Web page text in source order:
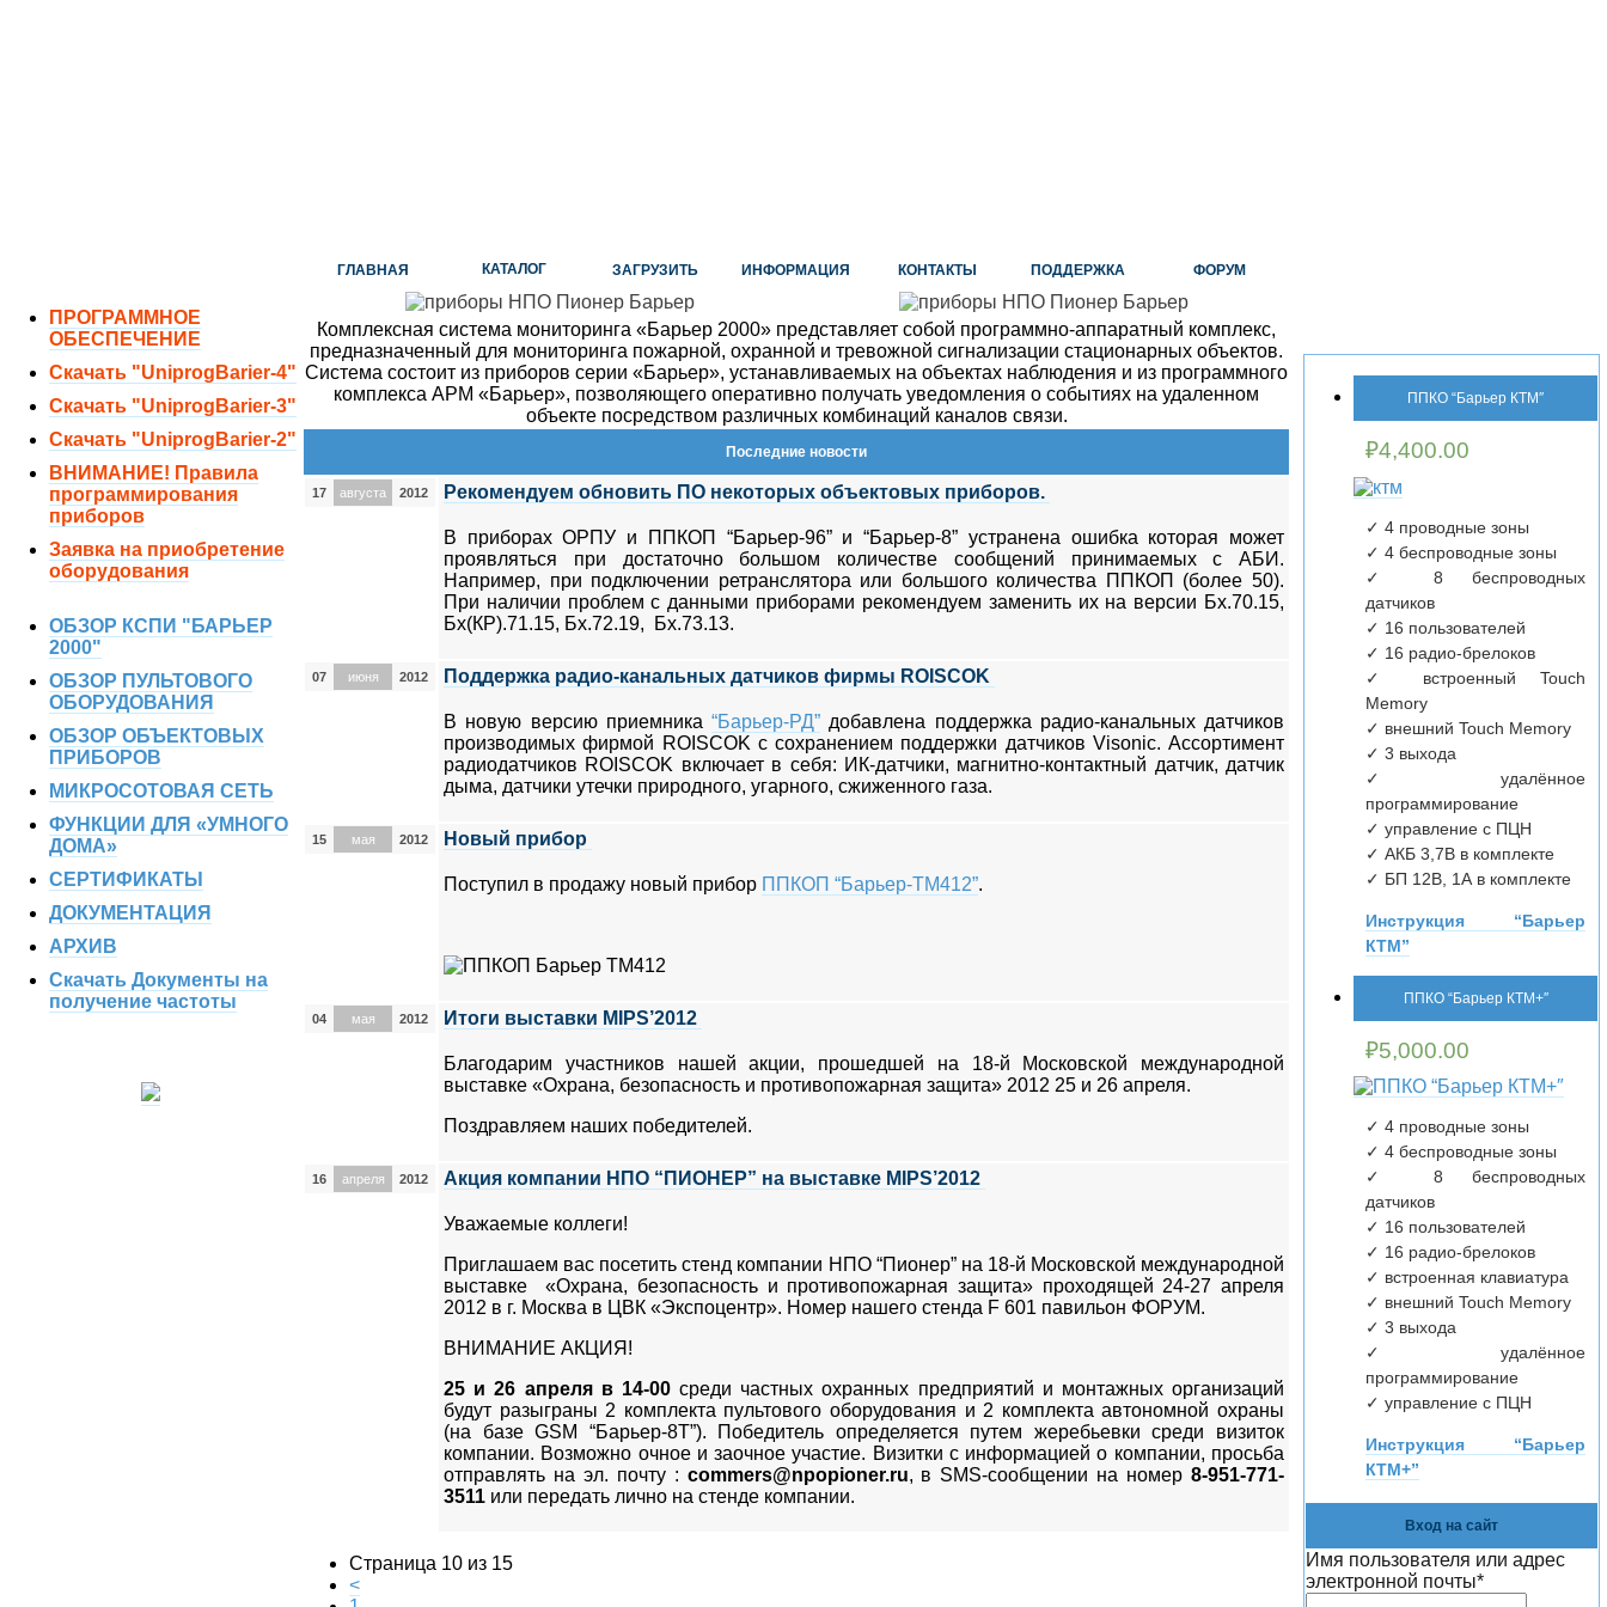
ПРОГРАММНОЕ
ОБЕСПЕЧЕНИЕ
Скачать "UniprogBarier-4"
Скачать "UniprogBarier-3"
Скачать "UniprogBarier-2"
ВНИМАНИЕ! Правила
программирования
приборов
Заявка на приобретение
оборудования
ОБЗОР КСПИ "БАРЬЕР
2000"
ОБЗОР ПУЛЬТОВОГО
ОБОРУДОВАНИЯ
ОБЗОР ОБЪЕКТОВЫХ
ПРИБОРОВ
МИКРОСОТОВАЯ СЕТЬ
ФУНКЦИИ ДЛЯ «УМНОГО
ДОМА»
СЕРТИФИКАТЫ
ДОКУМЕНТАЦИЯ
АРХИВ
Скачать Документы на
получение частоты
ГЛАВНАЯ КАТАЛОГ ЗАГРУЗИТЬ ИНФОРМАЦИЯ КОНТАКТЫ ПОДДЕРЖКА ФОРУМ
Комплексная система мониторинга «Барьер 2000» представляет собой программно-аппаратный комплекс,
предназначенный для мониторинга пожарной, охранной и тревожной сигнализации стационарных объектов.
Система состоит из приборов серии «Барьер», устанавливаемых на объектах наблюдения и из программного
комплекса АРМ «Барьер», позволяющего оперативно получать уведомления о событиях на удаленном
объекте посредством различных комбинаций каналов связи.
Последние новости
17 августа 2012 Рекомендуем обновить ПО некоторых объектовых приборов.
В приборах ОРПУ и ППКОП “Барьер-96” и “Барьер-8” устранена ошибка которая может
проявляться при достаточно большом количестве сообщений принимаемых с АБИ.
Например, при подключении ретранслятора или большого количества ППКОП (более 50).
При наличии проблем с данными приборами рекомендуем заменить их на версии Бх.70.15,
Бх(КР).71.15, Бх.72.19, Бх.73.13.
07 июня 2012 Поддержка радио-канальных датчиков фирмы ROISCOK
В новую версию приемника “Барьер-РД” добавлена поддержка радио-канальных датчиков
производимых фирмой ROISCOK с сохранением поддержки датчиков Visonic. Ассортимент
радиодатчиков ROISCOK включает в себя: ИК-датчики, магнитно-контактный датчик, датчик
дыма, датчики утечки природного, угарного, сжиженного газа.
15 мая 2012 Новый прибор
Поступил в продажу новый прибор ППКОП “Барьер-ТМ412”.
04 мая 2012 Итоги выставки MIPS’2012
Благодарим участников нашей акции, прошедшей на 18-й Московской международной
выставке «Охрана, безопасность и противопожарная защита» 2012 25 и 26 апреля.
Поздравляем наших победителей.
16 апреля 2012 Акция компании НПО “ПИОНЕР” на выставке MIPS’2012
Уважаемые коллеги!
Приглашаем вас посетить стенд компании НПО “Пионер” на 18-й Московской международной
выставке «Охрана, безопасность и противопожарная защита» проходящей 24-27 апреля
2012 в г. Москва в ЦВК «Экспоцентр». Номер нашего стенда F 601 павильон ФОРУМ.
ВНИМАНИЕ АКЦИЯ!
25 и 26 апреля в 14-00среди частных охранных предприятий и монтажных организаций
будут разыграны 2 комплекта пультового оборудования и 2 комплекта автономной охраны
(на базе GSM “Барьер-8Т”). Победитель определяется путем жеребьевки среди визиток
компании. Возможно очное и заочное участие. Визитки с информацией о компании, просьба
отправлять на эл. почту : commers@npopioner.ru, в SMS-сообщении на номер 8-951-771-
3511 или передать лично на стенде компании.
Страница 10 из 15
<
ППКО “Барьер КТМ″
₽4,400.00
✓ 4 проводные зоны
✓ 4 беспроводные зоны
✓ 8 беспроводных
датчиков
✓ 16 пользователей
✓ 16 радио-брелоков
✓ встроенный Touch
Memory
✓ внешний Touch Memory
✓ 3 выхода
✓ удалённое
программирование
✓ управление с ПЦН
✓ АКБ 3,7В в комплекте
✓ БП 12В, 1А в комплекте
Инструкция “Барьер
КТМ”
ППКО “Барьер КТМ+″
₽5,000.00
✓ 4 проводные зоны
✓ 4 беспроводные зоны
✓ 8 беспроводных
датчиков
✓ 16 пользователей
✓ 16 радио-брелоков
✓ встроенная клавиатура
✓ внешний Touch Memory
✓ 3 выхода
✓ удалённое
программирование
✓ управление с ПЦН
Инструкция “Барьер
КТМ+”
Вход на сайт
Имя пользователя или адрес
электронной почты*